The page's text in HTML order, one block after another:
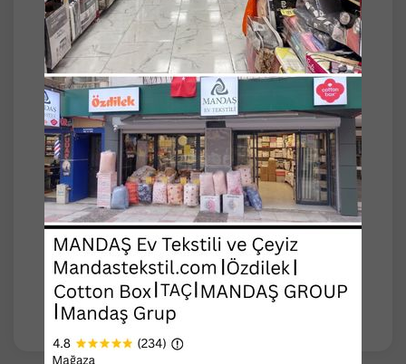
(Fermuarlı)
• Ebat: Standart 50x70cm
• Ürün 21 atkı 57 tel Ranforce kumaş
kullanılarak imal edilmiştir.
• Ürün %80 Pamuk %20 Polyester oranına
sahiptir.
• Ürünlerin tamamı fermuarlıdır.
• Kendi yastığınızı kendiniz yapın.
• Yününüzü, pamuğunuzu, boncuk silikon ve
elyaflarınızı doldurabileceğiniz yastık kılıfları.